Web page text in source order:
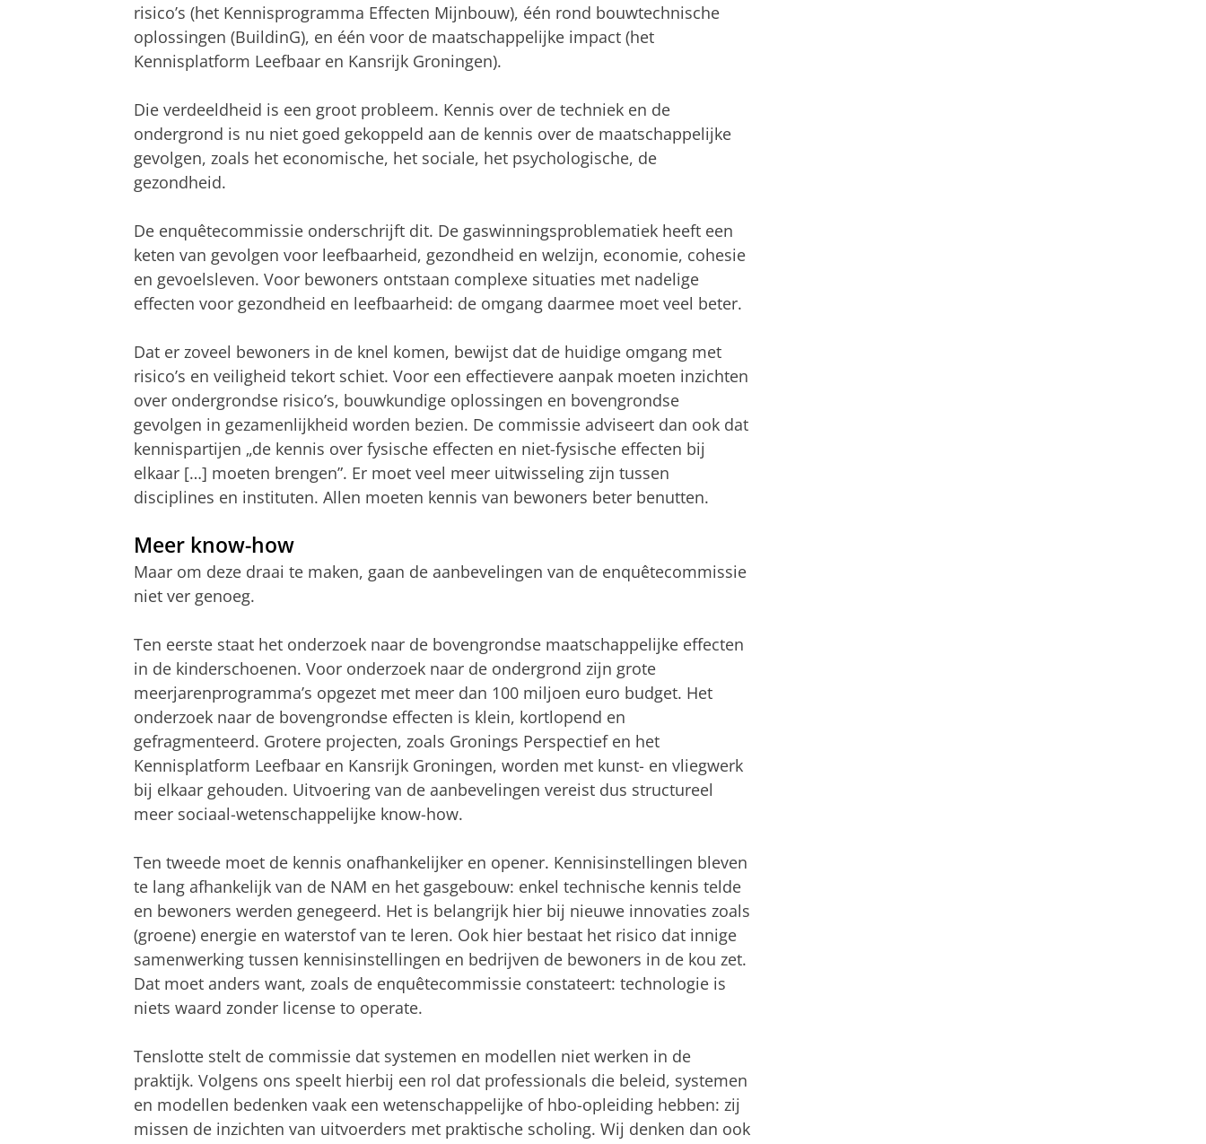
risico’s (het Kennisprogramma Effecten Mijnbouw), één rond bouwtechnische
oplossingen (BuildinG), en één voor de maatschappelijke impact (het
Kennisplatform Leefbaar en Kansrijk Groningen).
Die verdeeldheid is een groot probleem. Kennis over de techniek en de
ondergrond is nu niet goed gekoppeld aan de kennis over de maatschappelijke
gevolgen, zoals het economische, het sociale, het psychologische, de
gezondheid.
De enquêtecommissie onderschrijft dit. De gaswinningsproblematiek heeft een
keten van gevolgen voor leefbaarheid, gezondheid en welzijn, economie, cohesie
en gevoelsleven. Voor bewoners ontstaan complexe situaties met nadelige
effecten voor gezondheid en leefbaarheid: de omgang daarmee moet veel beter.
Dat er zoveel bewoners in de knel komen, bewijst dat de huidige omgang met
risico’s en veiligheid tekort schiet. Voor een effectievere aanpak moeten inzichten
over ondergrondse risico’s, bouwkundige oplossingen en bovengrondse
gevolgen in gezamenlijkheid worden bezien. De commissie adviseert dan ook dat
kennispartijen „de kennis over fysische effecten en niet-fysische effecten bij
elkaar […] moeten brengen”. Er moet veel meer uitwisseling zijn tussen
disciplines en instituten. Allen moeten kennis van bewoners beter benutten.
Meer know-how
Maar om deze draai te maken, gaan de aanbevelingen van de enquêtecommissie
niet ver genoeg.
Ten eerste staat het onderzoek naar de bovengrondse maatschappelijke effecten
in de kinderschoenen. Voor onderzoek naar de ondergrond zijn grote
meerjarenprogramma’s opgezet met meer dan 100 miljoen euro budget. Het
onderzoek naar de bovengrondse effecten is klein, kortlopend en
gefragmenteerd. Grotere projecten, zoals Gronings Perspectief en het
Kennisplatform Leefbaar en Kansrijk Groningen, worden met kunst- en vliegwerk
bij elkaar gehouden. Uitvoering van de aanbevelingen vereist dus structureel
meer sociaal-wetenschappelijke know-how.
Ten tweede moet de kennis onafhankelijker en opener. Kennisinstellingen bleven
te lang afhankelijk van de NAM en het gasgebouw: enkel technische kennis telde
en bewoners werden genegeerd. Het is belangrijk hier bij nieuwe innovaties zoals
(groene) energie en waterstof van te leren. Ook hier bestaat het risico dat innige
samenwerking tussen kennisinstellingen en bedrijven de bewoners in de kou zet.
Dat moet anders want, zoals de enquêtecommissie constateert: technologie is
niets waard zonder license to operate.
Tenslotte stelt de commissie dat systemen en modellen niet werken in de
praktijk. Volgens ons speelt hierbij een rol dat professionals die beleid, systemen
en modellen bedenken vaak een wetenschappelijke of hbo-opleiding hebben: zij
missen de inzichten van uitvoerders met praktische scholing. Wij denken dan ook